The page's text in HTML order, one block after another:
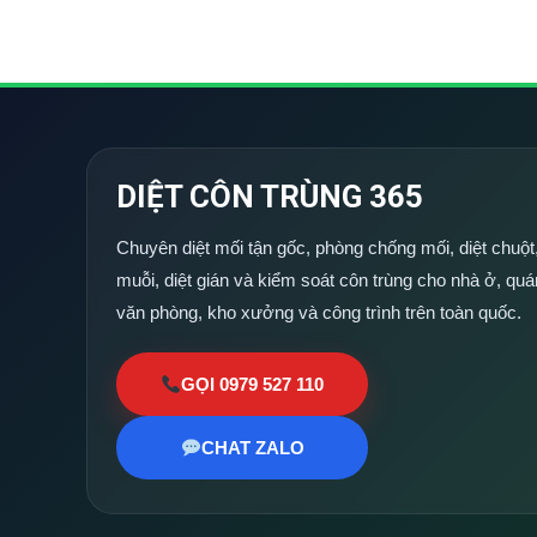
DIỆT CÔN TRÙNG 365
Chuyên diệt mối tận gốc, phòng chống mối, diệt
muỗi, diệt gián và kiểm soát côn trùng cho nhà ở,
văn phòng, kho xưởng và công trình trên toàn quốc.
GỌI 0979 527 110
CHAT ZALO